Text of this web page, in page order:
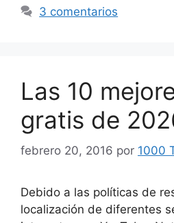
3 comentarios
Las 10
gratis de
febrero 20, 2016 por 1000
Debido a las políticas de
localización de diferentes